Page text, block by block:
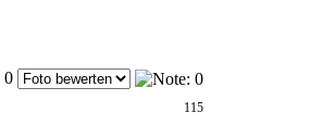
0
115